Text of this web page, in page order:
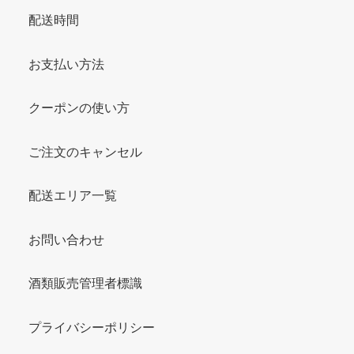
配送時間
お支払い方法
クーポンの使い方
ご注文のキャンセル
配送エリア一覧
お問い合わせ
酒類販売管理者標識
プライバシーポリシー